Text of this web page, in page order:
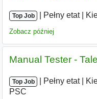
Top Job Pełny etat|
Zobacz później
Manual Tester -
Top Job Pełny etat|
PSC